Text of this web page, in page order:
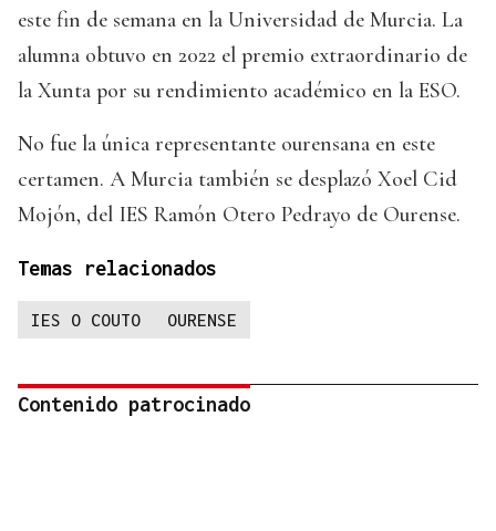
este fin de semana en la Universidad de Murcia. La
alumna obtuvo en 2022 el premio extraordinario de
la Xunta por su rendimiento académico en la ESO.
No fue la única representante ourensana en este
certamen. A Murcia también se desplazó Xoel Cid
Mojón, del IES Ramón Otero Pedrayo de Ourense.
Temas relacionados
IES O COUTO OURENSE
Contenido patrocinado